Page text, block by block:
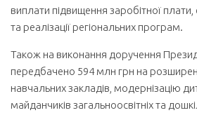
виплати підвищення заробітної плати,
та реалізації регіональних програм.
Також на виконання доручення
передбачено 594 млн грн на
навчальних закладів, модернізацію
майданчиків загальноосвітніх та